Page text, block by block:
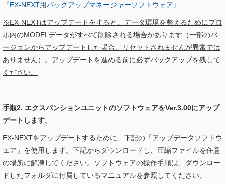
『EX-NEXT用バックアップマネージャーソフトウェア』
※EX-NEXTはアップデートをすると、データ環境を整えるためにプロ
ポ内のMODELデータがすべて削除される場合があります（一部のバ
ージョンからアップデートした場合、リセットされませんが異常では
ありません）。アップデートを進める前に必ずバックアップを残して
ください。
手順2. エクスパンションユニットのソフトウェアをVer.3.00にアップ
デートします。
EX-NEXTをアップデートするために、下記の「アップデータソフトウ
ェア」を使用します。下記からダウンロードし、圧縮ファイルを任意
の場所に解凍してください。ソフトウェアの操作手順は、ダウンロー
ドしたフォルダに付属しているマニュアルを参照してください。